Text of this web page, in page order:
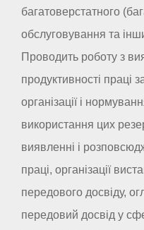
багатоверстатного
обслуговування та
Проводить роботу з
продуктивності праці
організації і
використання цих
виявленні і
праці, організації
передового досвіду,
передовий досвід у